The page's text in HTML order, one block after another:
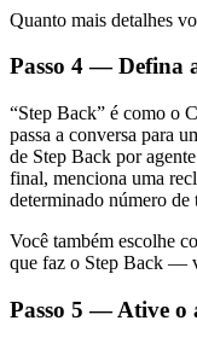
Quanto mais detalhes
Passo 4 — Defina
“Step Back” é como o
passa a conversa para
de Step Back por
final, menciona uma
determinado número de
Você também escolhe
que faz o Step Back —
Passo 5 — Ative o